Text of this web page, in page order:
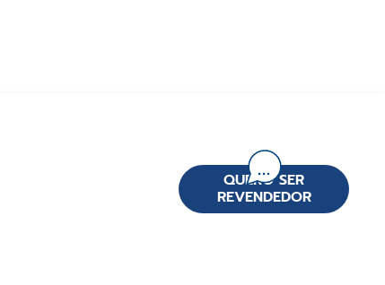
QUERO SER
REVENDEDOR